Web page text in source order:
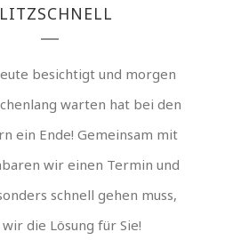
besichtigt und morgen
warten hat bei den
ein Ende! Gemeinsam mit
wir einen Termin und
schnell gehen muss,
die Lösung für Sie!